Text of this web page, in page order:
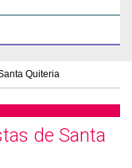
Quiteria
de Santa